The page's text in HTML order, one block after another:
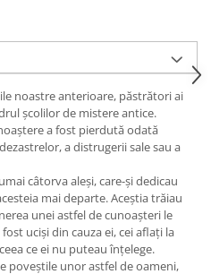
noastre anterioare, păstrători ai
şcolilor de mistere antice.
a fost pierdută odată
a distrugerii sale sau a
câtorva aleşi, care-şi dedicau
mai departe. Aceştia trăiau
unei astfel de cunoaşteri le
ucişi din cauza ei, cei aflaţi la
ce ei nu puteau înţelege.
poveştile unor astfel de oameni,